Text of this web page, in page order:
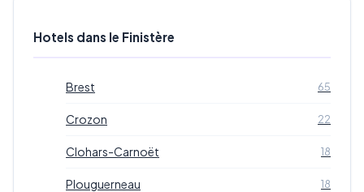
Hotels dans le Finistère
Brest 65
Crozon 22
Clohars-Carnoët 18
Plouguerneau 18